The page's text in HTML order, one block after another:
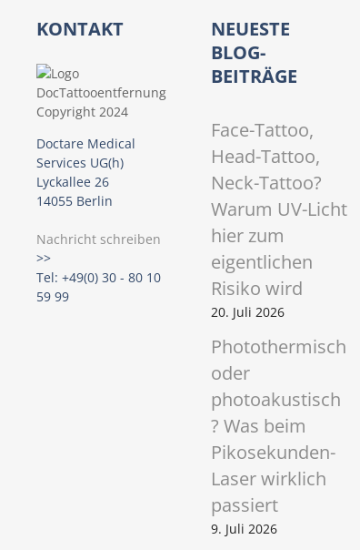
i
g
a
t
i
o
n
KONTAKT
Doctare Medical
Services UG(h)
Lyckallee 26
14055 Berlin
Nachricht schreiben
>>
Tel: +49(0) 30 - 80 10
59 99
NEUESTE
BLOG-
BEITRÄGE
Face-Tattoo,
Head-Tattoo,
Neck-Tattoo?
Warum UV-Licht
hier zum
eigentlichen
Risiko wird
20. Juli 2026
Photothermisch
oder
photoakustisch
? Was beim
Pikosekunden-
Laser wirklich
passiert
9. Juli 2026